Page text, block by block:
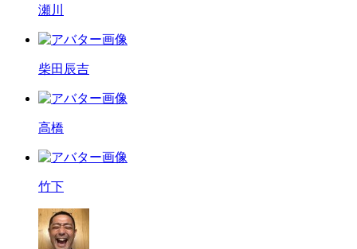
瀬川
柴田辰吉
高橋
竹下